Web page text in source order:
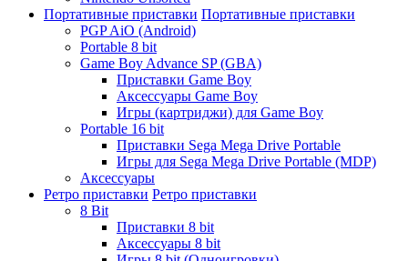
Портативные приставки Портативные приставки
PGP AiO (Android)
Portable 8 bit
Game Boy Advance SP (GBA)
Приставки Game Boy
Аксессуары Game Boy
Игры (картриджи) для Game Boy
Portable 16 bit
Приставки Sega Mega Drive Portable
Игры для Sega Mega Drive Portable (MDP)
Аксессуары
Ретро приставки Ретро приставки
8 Bit
Приставки 8 bit
Аксессуары 8 bit